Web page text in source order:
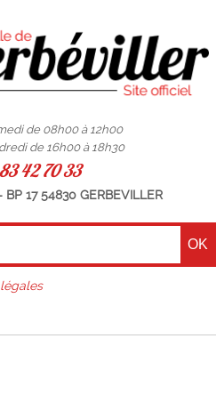
de 08h00 à 12h00
de 16h00 à 18h30
42 70 33
17 54830 GERBEVILLER